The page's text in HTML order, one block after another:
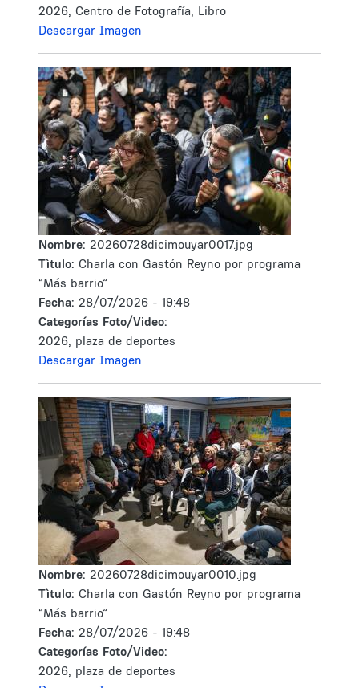
2026, Centro de Fotografía, Libro
Descargar Imagen
Nombre: 20260728dicimouyar0017.jpg
Tìtulo: Charla con Gastón Reyno por programa
“Más barrio”
Fecha: 28/07/2026 - 19:48
Categorías Foto/Video:
2026, plaza de deportes
Descargar Imagen
Nombre: 20260728dicimouyar0010.jpg
Tìtulo: Charla con Gastón Reyno por programa
“Más barrio”
Fecha: 28/07/2026 - 19:48
Categorías Foto/Video:
2026, plaza de deportes